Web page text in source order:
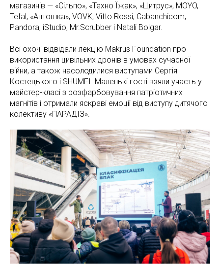
магазинів — «Сільпо», «Техно Їжак», «Цитрус», MOYO,
Tefal, «Антошка», VOVK, Vitto Rossi, Cabanchicom,
Pandora, iStudio, Mr.Scrubber і Natali Bolgar.
Всі охочі відвідали лекцію Makrus Foundation про
використання цивільних дронів в умовах сучасної
війни, а також насолодилися виступами Сергія
Костецького і SHUMEI. Маленькі гості взяли участь у
майстер-класі з розфарбовування патріотичних
магнітів і отримали яскраві емоції від виступу дитячого
колективу «ПАРАДІЗ».